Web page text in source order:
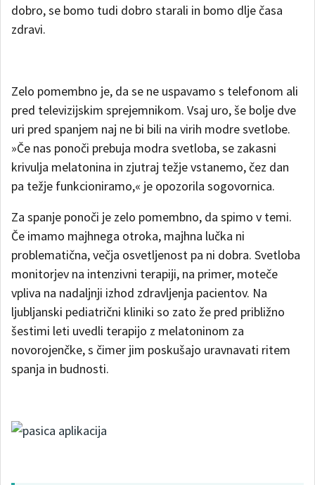
dobro, se bomo tudi dobro starali in bomo dlje časa
zdravi.
Zelo pomembno je, da se ne uspavamo s telefonom ali
pred televizijskim sprejemnikom. Vsaj uro, še bolje dve
uri pred spanjem naj ne bi bili na virih modre svetlobe.
»Če nas ponoči prebuja modra svetloba, se zakasni
krivulja melatonina in zjutraj težje vstanemo, čez dan
pa težje funkcioniramo,« je opozorila sogovornica.
Za spanje ponoči je zelo pomembno, da spimo v temi.
Če imamo majhnega otroka, majhna lučka ni
problematična, večja osvetljenost pa ni dobra. Svetloba
monitorjev na intenzivni terapiji, na primer, moteče
vpliva na nadaljnji izhod zdravljenja pacientov. Na
ljubljanski pediatrični kliniki so zato že pred približno
šestimi leti uvedli terapijo z melatoninom za
novorojenčke, s čimer jim poskušajo uravnavati ritem
spanja in budnosti.